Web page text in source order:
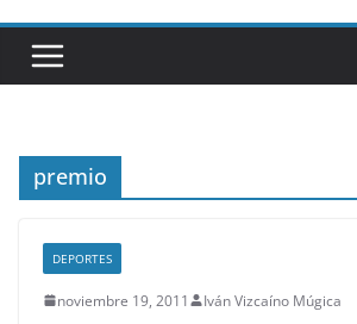
premio
DEPORTES
noviembre 19, 2011 Iván Vizcaíno Múgica